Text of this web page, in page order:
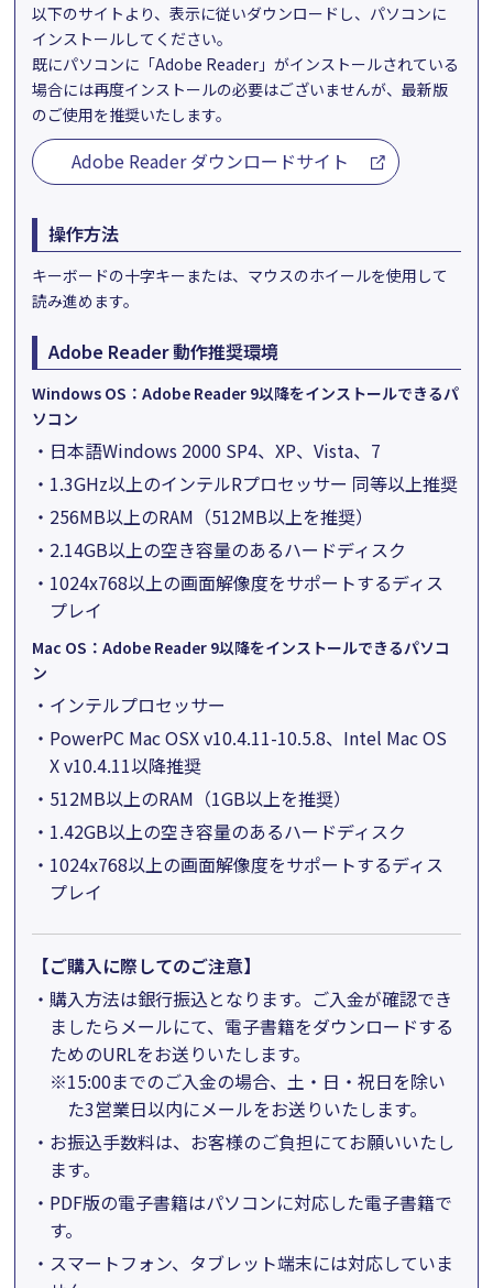
以下のサイトより、表示に従いダウンロードし、パソコンに
インストールしてください。
既にパソコンに「Adobe Reader」がインストールされている
場合には再度インストールの必要はございませんが、最新版
のご使用を推奨いたします。
Adobe Reader ダウンロードサイト
操作方法
キーボードの十字キーまたは、マウスのホイールを使用して
読み進めます。
Adobe Reader 動作推奨環境
Windows OS：Adobe Reader 9以降をインストールできるパ
ソコン
・日本語Windows 2000 SP4、XP、Vista、7
・1.3GHz以上のインテルRプロセッサー 同等以上推奨
・256MB以上のRAM（512MB以上を推奨）
・2.14GB以上の空き容量のあるハードディスク
・1024x768以上の画面解像度をサポートするディス
プレイ
Mac OS：Adobe Reader 9以降をインストールできるパソコ
ン
・インテルプロセッサー
・PowerPC Mac OSX v10.4.11-10.5.8、Intel Mac OS
X v10.4.11以降推奨
・512MB以上のRAM（1GB以上を推奨）
・1.42GB以上の空き容量のあるハードディスク
・1024x768以上の画面解像度をサポートするディス
プレイ
【ご購入に際してのご注意】
・購入方法は銀行振込となります。ご入金が確認でき
ましたらメールにて、電子書籍をダウンロードする
ためのURLをお送りいたします。
※15:00までのご入金の場合、土・日・祝日を除い
た3営業日以内にメールをお送りいたします。
・ お振込手数料は、お客様のご負担にてお願いいたし
ます。
・ PDF版の電子書籍はパソコンに対応した電子書籍で
す。
・ スマートフォン、タブレット端末には対応していま